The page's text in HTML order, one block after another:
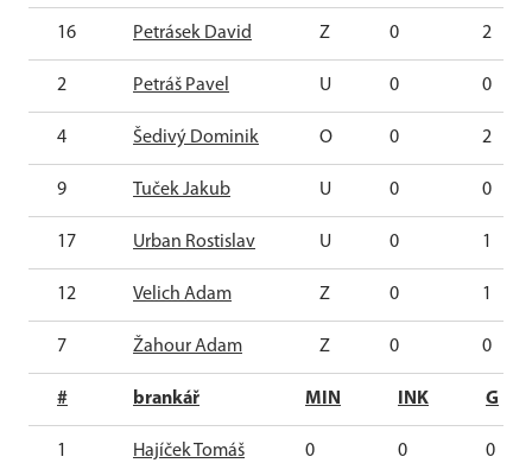
16 Petrásek David Z 0 2
2 Petráš Pavel U 0 0
4 Šedivý Dominik O 0 2
9 Tuček Jakub U 0 0
17 Urban Rostislav U 0 1
12 Velich Adam Z 0 1
7 Žahour Adam Z 0 0
# brankář MIN INK G
1 Hajíček Tomáš 0 0 0